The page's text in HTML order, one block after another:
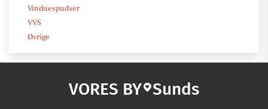
Vinduespudser
VVS
Øvrige
VORES BY Sunds